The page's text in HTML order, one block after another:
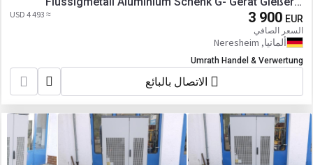
Gabelstapler-Anbaugerät
3 900 EUR
السعر الصافي
≈ 4 493 USD
ألمانيا, Neresheim
Umrath Handel & Verwertung
الاتصال بالبائع